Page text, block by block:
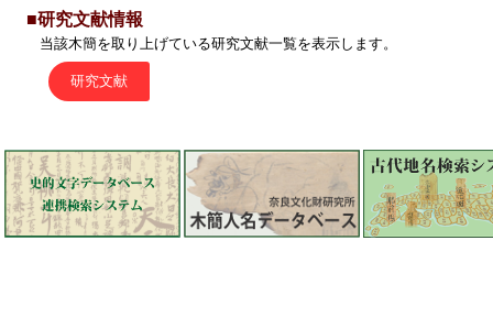
■研究文献情報
当該木簡を取り上げている研究文献一覧を表示します。
研究文献